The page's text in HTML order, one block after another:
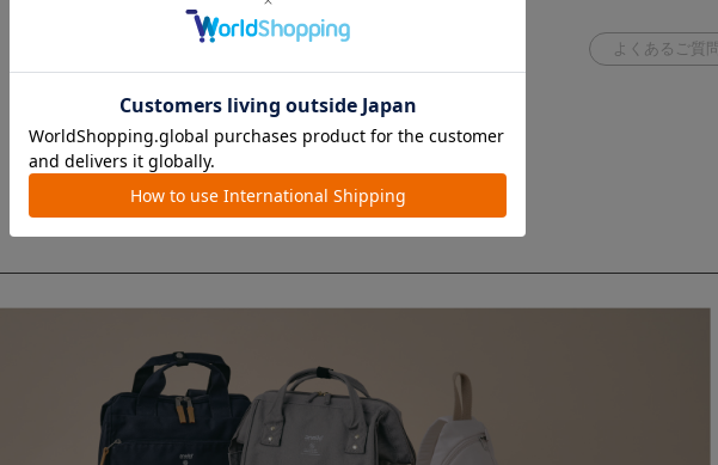
よくあるご質問